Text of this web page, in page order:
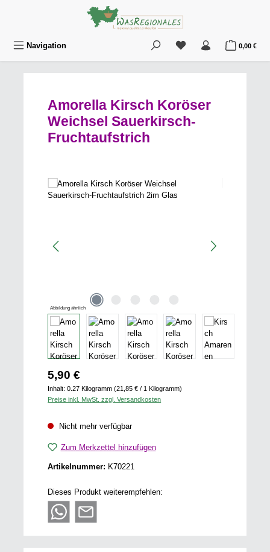
Zum Hauptinhalt springen
Navigation Du hast 0 Produkte
0,00 €
Amorella Kirsch Koröser
Weichsel Sauerkirsch-
Fruchtaufstrich
Bildergalerie überspringen
Abbildung ähnlich
Regulärer Preis:
5,90 €
Inhalt:0.27 Kilogramm(21,85 € / 1 Kilogramm)
Preise inkl. MwSt. zzgl. Versandkosten
Nicht mehr verfügbar
Zum Merkzettel hinzufügen
Artikelnummer: K70221
Dieses Produkt weiterempfehlen: